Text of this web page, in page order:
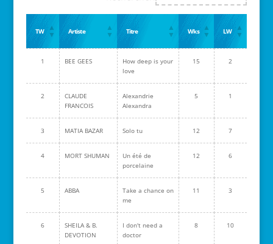
TW Artiste Titre Wks LW
1 BEE GEES
How deep is your
love
15 2
2
CLAUDE
FRANCOIS
Alexandrie
Alexandra
5 1
3 MATIA BAZAR Solo tu 12 7
4 MORT SHUMAN
Un été de
porcelaine
12 6
5 ABBA
Take a chance on
me
11 3
6
SHEILA & B.
DEVOTION
I don't need a
doctor
8 10